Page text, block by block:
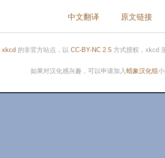
中文翻译 原文链接
xkcd 的非官方站点，以 CC-BY-NC 2.5方式授权，xkcd
如果对汉化感兴趣，可以申请加入 蜡象汉化组